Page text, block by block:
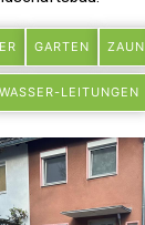
GARTEN ZAUN
WASSER-LEITUNGEN